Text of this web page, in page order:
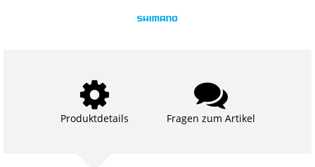
Produktdetails Fragen zum Artikel